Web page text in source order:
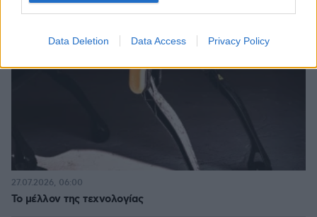
Data Deletion Data Access Privacy Policy
Το μέλλον της τεχνολογίας
27.07.2026, 06:00